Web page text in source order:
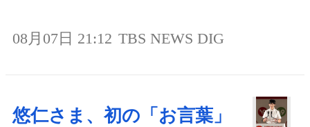
08月07日 21:12 TBS NEWS DIG
悠仁さま、初の「お言葉」